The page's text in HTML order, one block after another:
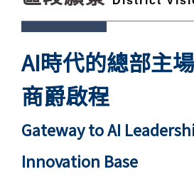
AI時代的總部主
商爵啟程
Gateway to AI
Innovation Base